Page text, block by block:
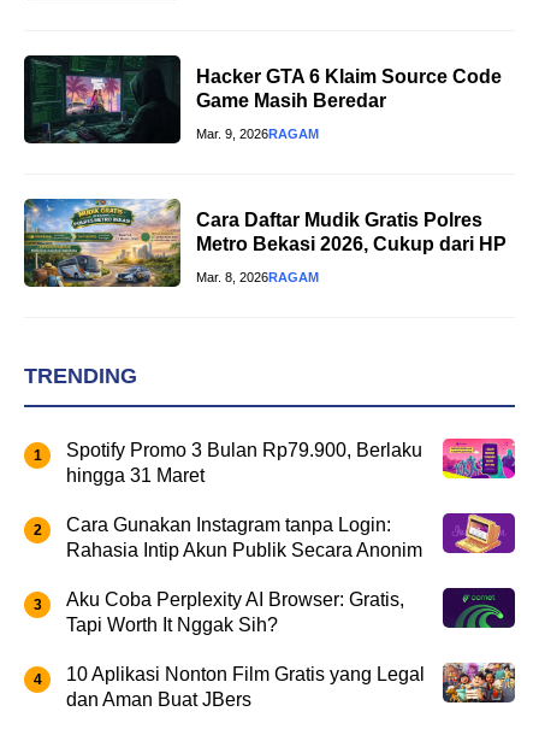
Hacker GTA 6 Klaim Source Code
Game Masih Beredar
Mar. 9, 2026RAGAM
Cara Daftar Mudik Gratis Polres
Metro Bekasi 2026, Cukup dari HP
Mar. 8, 2026RAGAM
TRENDING
Spotify Promo 3 Bulan Rp79.900, Berlaku
hingga 31 Maret
Cara Gunakan Instagram tanpa Login:
Rahasia Intip Akun Publik Secara Anonim
Aku Coba Perplexity AI Browser: Gratis,
Tapi Worth It Nggak Sih?
10 Aplikasi Nonton Film Gratis yang Legal
dan Aman Buat JBers